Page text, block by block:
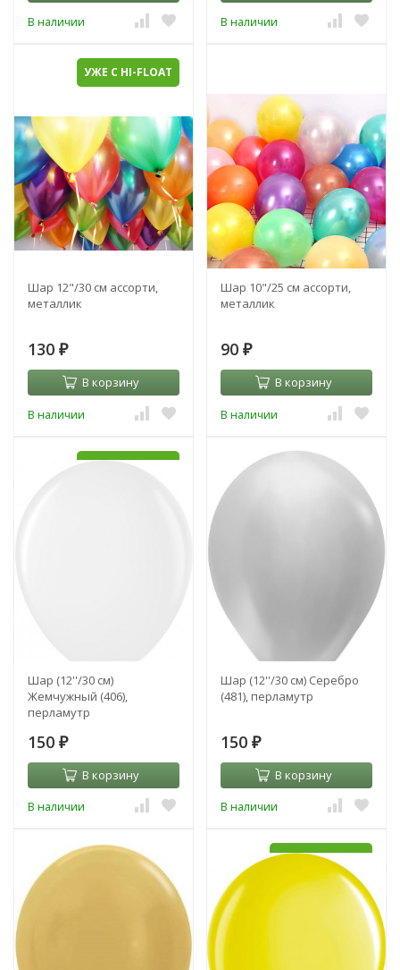
В наличии В наличии
УЖЕ С HI-FLOAT
Шар 12"/30 см ассорти,
металлик
130 ₽
В корзину
В наличии
Шар 10"/25 см ассорти,
металлик
90 ₽
В корзину
В наличии
УЖЕ С HI-FLOAT
Шар (12''/30 см)
Жемчужный (406),
перламутр
150 ₽
В корзину
В наличии
УЖЕ С HI-FLOAT
Шар (12''/30 см) Серебро
(481), перламутр
150 ₽
В корзину
В наличии
УЖЕ С HI-FLOAT